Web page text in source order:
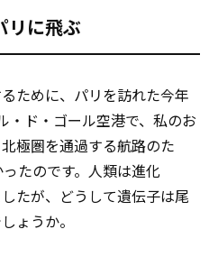
リに飛ぶ
ために、パリを訪れた今年
・ド・ゴール空港で、私のお
極圏を通過する航路のた
たのです。人類は進化
たが、どうして遺伝子は尾
ょうか。